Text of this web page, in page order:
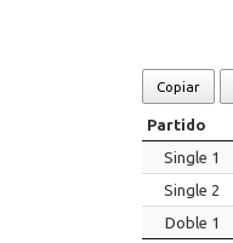
Copiar
Partido
Single 1
Single 2
Doble 1